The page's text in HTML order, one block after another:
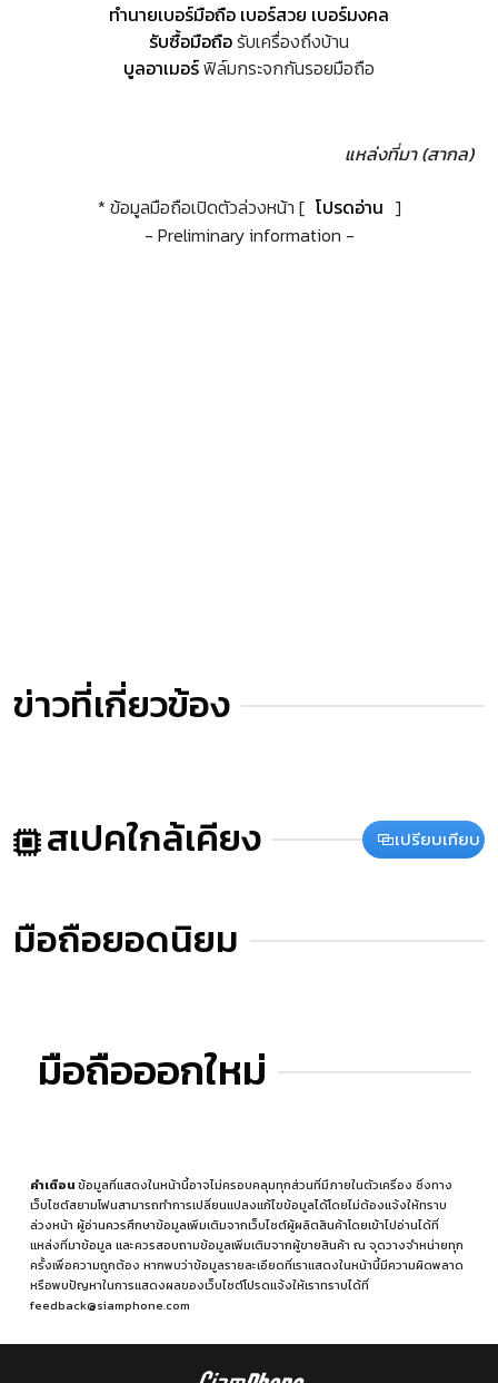
ทำนายเบอร์มือถือ เบอร์สวย เบอร์มงคล
รับซื้อมือถือรับเครื่องถึงบ้าน
บูลอาเมอร์ฟิล์มกระจกกันรอยมือถือ
แหล่งที่มา (สากล)
* ข้อมูลมือถือเปิดตัวล่วงหน้า [ โปรดอ่าน ]
- Preliminary information -
ข่าวที่เกี่ยวข้อง
สเปคใกล้เคียง เปรียบเทียบ
มือถือยอดนิยม
มือถือออกใหม่
คำเตือนข้อมูลที่แสดงในหน้านี้อาจไม่ครอบคลุมทุกส่วนที่มีภายในตัวเครื่อง ซึ่งทาง
เว็บไซต์สยามโฟนสามารถทำการเปลี่ยนแปลงแก้ไขข้อมูลได้โดยไม่ต้องแจ้งให้ทราบ
ล่วงหน้า ผู้อ่านควรศึกษาข้อมูลเพิ่มเติมจากเว็บไซต์ผู้ผลิตสินค้าโดยเข้าไปอ่านได้ที่
แหล่งที่มาข้อมูล และควรสอบถามข้อมูลเพิ่มเติมจากผู้ขายสินค้า ณ จุดวางจำหน่ายทุก
ครั้งเพื่อความถูกต้อง หากพบว่าข้อมูลรายละเอียดที่เราแสดงในหน้านี้มีความผิดพลาด
หรือพบปัญหาในการแสดงผลของเว็บไซต์โปรดแจ้งให้เราทราบได้ที่
feedback@siamphone.com